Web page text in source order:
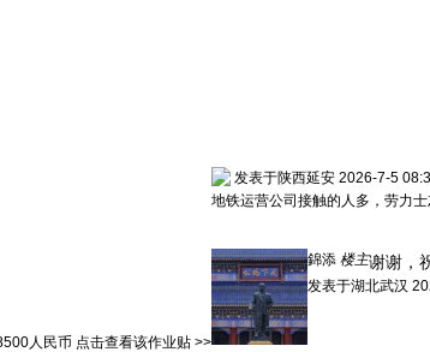
人民币 点击查看该作业贴 >>
发表于陕西延安 2026-7-5
地铁运营公司接触的人多，劳力
錦添 楼主谢谢，
发表于湖北武汉